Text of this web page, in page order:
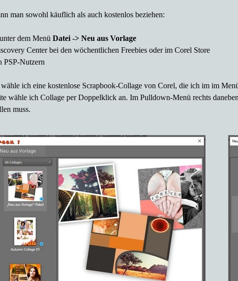
man sowohl käuflich als auch kostenlos beziehen:
dem MenüDatei -> Neu aus Vorlage
Center bei den wöchentlichen Freebies oder im Corel Store
PSP-Nutzern
ich eine kostenlose Scrapbook-Collage von Corel, die ich im im
wähle ich Collage per Doppelklick an. Im Pulldown-Menü rechts
muss.